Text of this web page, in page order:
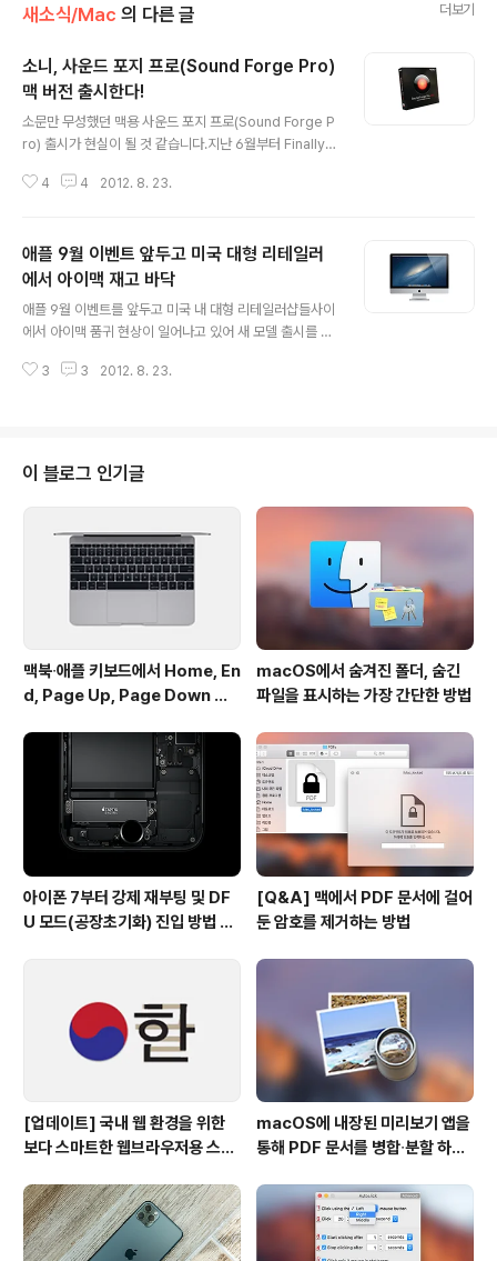
새소식/Mac 의 다른 글 더보기
소니, 사운드 포지 프로(Sound Forge Pro)
맥 버전 출시한다!
소문만 무성했던 맥용 사운드 포지 프로(Sound Forge P
ro) 출시가 현실이 될 것 같습니다.지난 6월부터 FinallyO
집 프로그램 동영상이 올라와 많은 사람들로 하여금 호기
로 밝혀 졌습니다.두 달전 첫 동영상이 올라온 이후 새로운
힌트를 알려주는 영상이 주기적으로 업데이트되었는데, 오
늘 올라온 다섯번째 티징 영상에는 아예 Sound Forge P
ro 이름과 구동 영상이 선명하게 나타나며 영상 속의 프로
다.정확한 발매 일자와 가격에 관한 정보는 앞으로 공개될
4 4 2012. 8. 23.
애플 9월 이벤트 앞두고 미국 대형 리테일러
에서 아이맥 재고 바닥
애플 9월 이벤트를 앞두고 미국 내 대형 리테일러샵들사이
에서 아이맥 품귀 현상이 일어나고 있어 새 모델 출시를 위
예측이 일고 있습니다.AppleBitch에 따르면, 미국 내 대
아마존에서는 2.7Ghz 기본형 모델 재고가 모두 소진되었
고 고급형도 재고가 바닥을 보이고 있다고 합니다.이번 아
이맥 재고 부족 현상이 있기 약 두 달 앞서 맥 벤치마크 전
문 사이트인 긱벤치(Geek Bench)에 정체 불명의 아이맥
의 벤치마크 결과가 포스팅 되어 많은 사람의 이목을 끈 적
3 3 2012. 8. 23.
이 블로그 인기글
맥북∙애플 키보드에서 Home, En
d, Page Up, Page Down 키
macOS에서 숨겨진 폴더, 숨긴
파일을 표시하는 가장 간단한 방법
아이폰 7부터 강제 재부팅 및 DF
U 모드(공장초기화) 진입 방법 변
[Q&A] 맥에서 PDF 문서에 걸어
둔 암호를 제거하는 방법
[업데이트] 국내 웹 환경을 위한
보다 스마트한 웹브라우저용 스타
macOS에 내장된 미리보기 앱을
통해 PDF 문서를 병합∙분할 하는